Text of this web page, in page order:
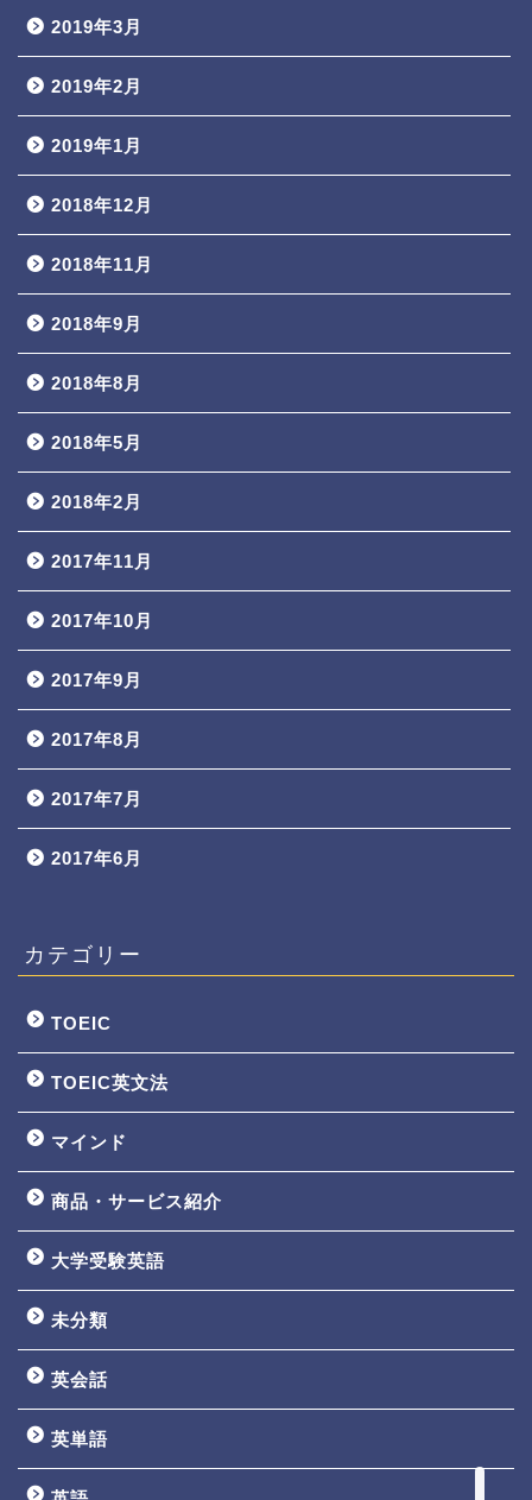
2019年3月
2019年2月
2019年1月
2018年12月
2018年11月
2018年9月
2018年8月
2018年5月
2018年2月
2017年11月
2017年10月
2017年9月
2017年8月
2017年7月
2017年6月
カテゴリー
TOEIC
TOEIC英文法
マインド
商品・サービス紹介
大学受験英語
未分類
英会話
英単語
TOEIC3ヵ月で800点講座